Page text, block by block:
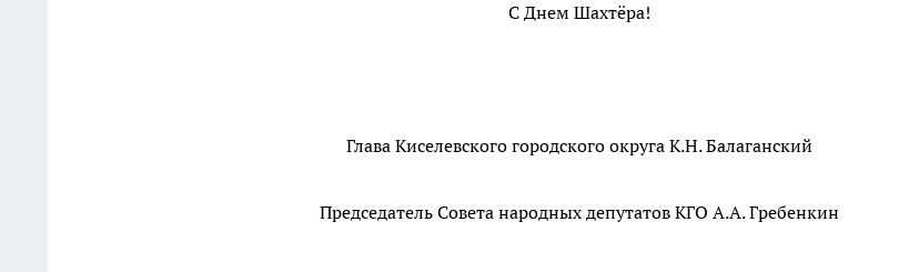
С Днем Шахтёра!
Глава Киселевского городского округа К.Н. Балаганский
Председатель Совета народных депутатов КГО А.А. Гребенкин